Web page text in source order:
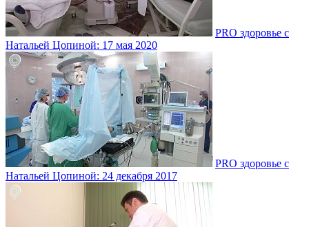
PRO здоровье с
Натальей Цопиной: 17 мая 2020
PRO здоровье с
Натальей Цопиной: 24 декабря 2017